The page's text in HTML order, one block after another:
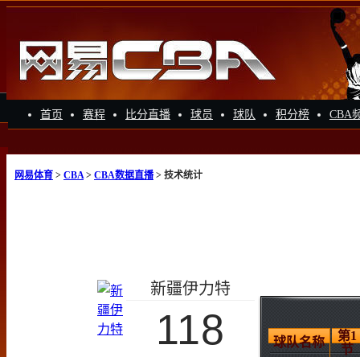
首页 赛程 比分直播 球员 球队 积分榜 CBA
网易体育 > CBA> CBA数据直播> 技术统计
新疆伊力特
118 球队名称
第1
节